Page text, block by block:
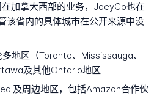
加拿大西部的业务，JoeyCo也在
该省内的具体城市在公开来源中没
多地区（Toronto、Mississauga、
及其他Ontario地区
及周边地区，包括Amazon合作伙